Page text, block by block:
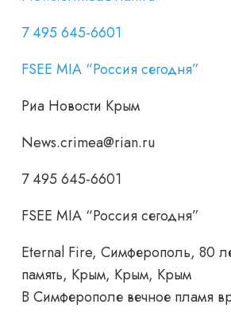
7 495 645-6601
FSEE MIA “Россия сегодня”
Риа Новости Крым
News.crimea@rian.ru
7 495 645-6601
FSEE MIA “Россия сегодня”
Eternal Fire, Симферополь, 80
память, Крым, Крым, Крым
В Симферополе вечное пламя